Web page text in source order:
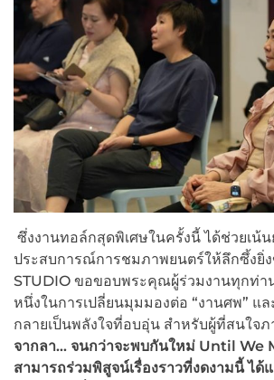
ซึ่งงานทอล์กสุดพิเศษในครั้งนี้ ได้ช่วยเน้น
ประสบการณ์การชมภาพยนตร์ให้ลึกซึ้งยิ่
STUDIO ขอขอบพระคุณผู้ร่วมงานทุกท่า
หนึ่งในการเปลี่ยนมุมมองต่อ “งานศพ” แล
กลายเป็นพลังใจที่อบอุ่น สำหรับผู้ที่สนใจ
จากลา… จนกว่าจะพบกันใหม่ Until We
สามารถร่วมพิสูจน์เรื่องราวที่งดงามนี้ ได้